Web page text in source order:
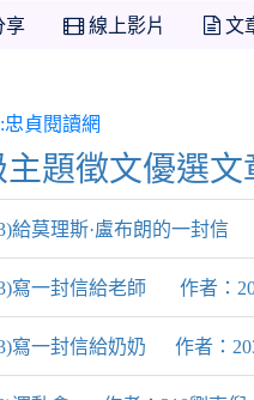
享 線上影片 文
主題徵文優選文
給莫理斯·盧布朗的一封信
寫一封信給老師 作者：
寫一封信給奶奶 作者：